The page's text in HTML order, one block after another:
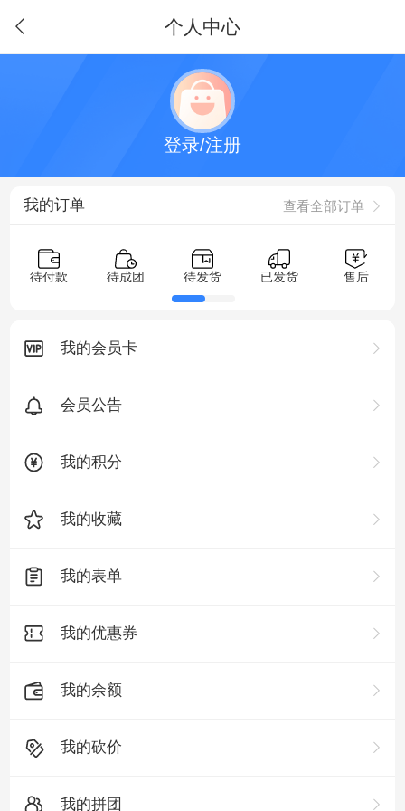
个人中心
登录/注册
我的订单 查看全部订单
待付款 待成团 待发货 已发货 售后
我的会员卡
会员公告
我的积分
我的收藏
我的表单
我的优惠券
我的余额
我的砍价
我的拼团